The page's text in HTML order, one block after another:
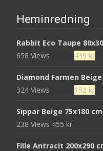
Heminredning
Rabbit Eco Taupe
658 Views
Det
priset
var:
439 krDet
är:
Diamond Farmen Beige
324 Views
Det
priset
152 krDet
Sippar Beige 75x180 cm
238 Views 455 kr
Fille Antracit 200x290